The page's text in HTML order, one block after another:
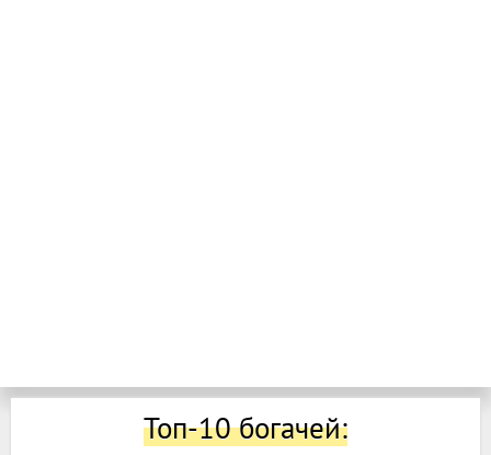
Топ-10 богачей: